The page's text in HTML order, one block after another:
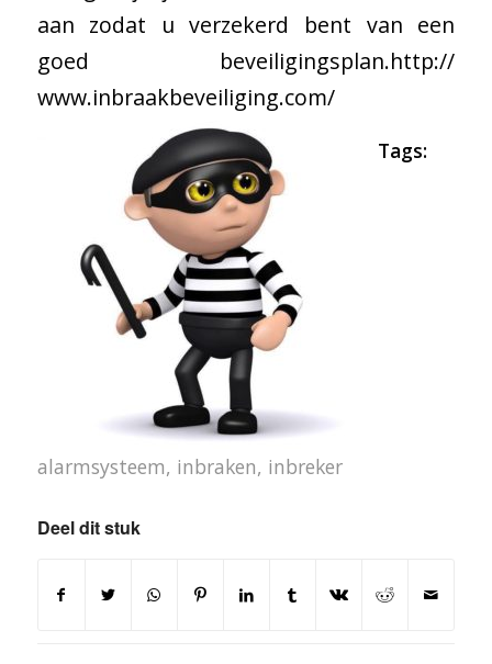
aan zodat u verzekerd bent van een
goed beveiligingsplan.http://
www.inbraakbeveiliging.com/
Tags:
alarmsysteem, inbraken, inbreker
Deel dit stuk